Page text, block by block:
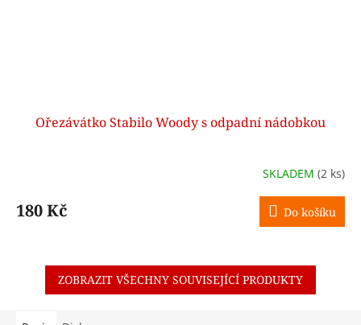
Ořezávátko Stabilo Woody s odpadní nádobkou
SKLADEM (2 ks)
180 Kč Do košíku
ZOBRAZIT VŠECHNY SOUVISEJÍCÍ PRODUKTY